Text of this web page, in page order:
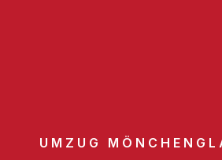
UMZUG